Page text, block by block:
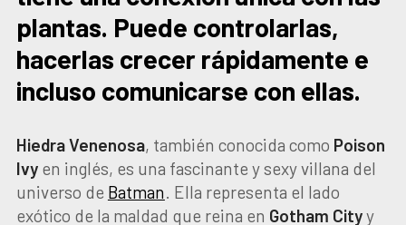
plantas. Puede controlarlas,
hacerlas crecer rápidamente e
incluso comunicarse con ellas.
Hiedra Venenosa, también conocida como Poison
Ivyen inglés, es una fascinante y sexy villana del
universo de Batman. Ella representa el lado
exótico de la maldad que reina en Gotham Cityy